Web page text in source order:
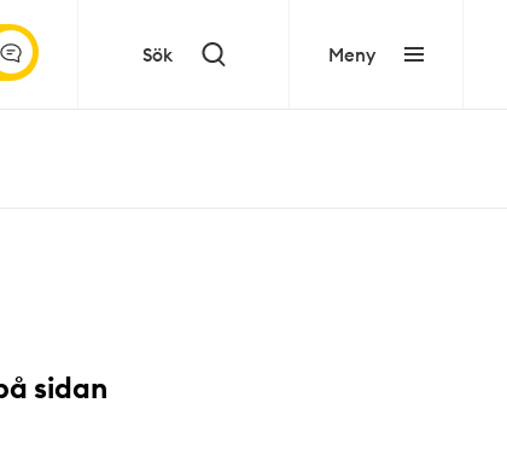
Sök Meny
sidan